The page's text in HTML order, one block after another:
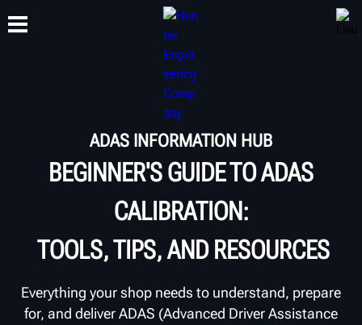
FORMATION
ADAS INFORMATION HUB
BEGINNER'S GUIDE TO ADAS
CALIBRATION:
TOOLS, TIPS, AND RESOURCES
Everything your shop needs to understand, prepare
for, and deliver ADAS (Advanced Driver Assistance